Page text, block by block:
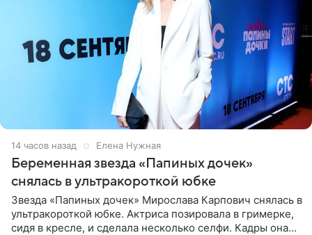
14 часов назад Елена Нужная
Беременная звезда «Папиных дочек»
снялась в ультракороткой юбке
Звезда «Папиных дочек» Мирослава Карпович снялась в
ультракороткой юбке. Актриса позировала в гримерке,
сидя в кресле, и сделала несколько селфи. Кадры она